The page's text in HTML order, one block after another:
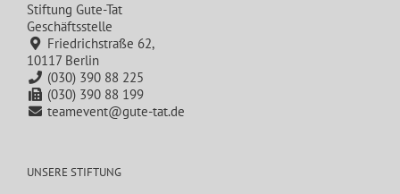
Stiftung Gute-Tat
Geschäftsstelle
Friedrichstraße 62,
10117 Berlin
(030) 390 88 225
(030) 390 88 199
teamevent@gute-tat.de
UNSERE STIFTUNG